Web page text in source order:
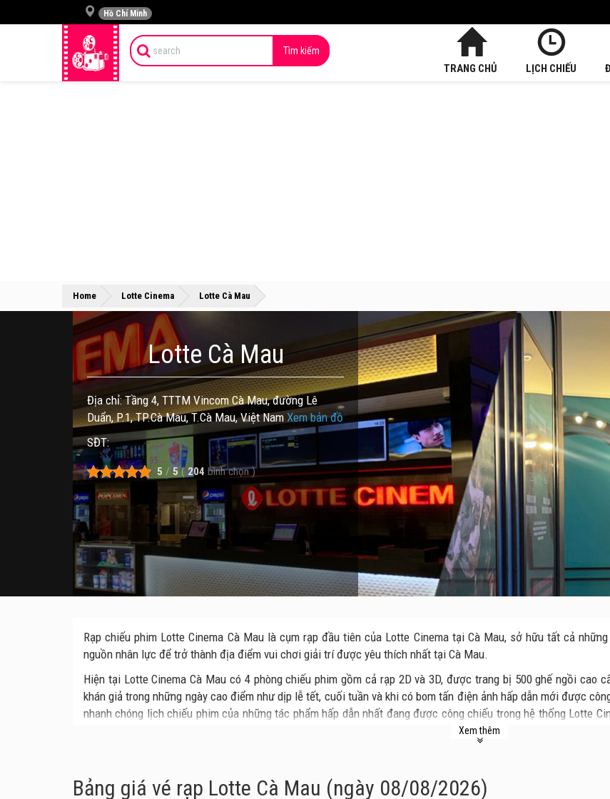
Hồ Chí Minh
Tìm kiếm
TRANG CHỦ LỊCH CHIẾU
Home »
Lotte Cinema »
Lotte Cà Mau
Lotte Cà Mau
Địa chỉ: Tầng 4, TTTM Vincom Cà Mau, đường Lê
Duẩn, P.1, TP.Cà Mau, T.Cà Mau, Việt Nam Xem bản đồ
SĐT:
5 / 5 ( 204 bình chọn)
Rạp chiếu phim Lotte Cinema Cà Mau là cụm rạp đầu tiên của Lotte Cinema tại Cà Mau, sở hữu tất cả
nguồn nhân lực để trở thành địa điểm vui chơi giải trí được yêu thích nhất tại Cà Mau.
Hiện tại Lotte Cinema Cà Mau có 4 phòng chiếu phim gồm cả rạp 2D và 3D, được trang bị 500 ghế ngồi cao
khán giả trong những ngày cao điểm như dịp lễ tết, cuối tuần và khi có bom tấn điện ảnh hấp dẫn mới được
nhanh chóng lịch chiếu phim của những tác phẩm hấp dẫn nhất đang được công chiếu trong hệ thống Lotte
tận tình cũng là điểm cộng giúp Lotte Cinema Cà Mau nhận được rất nhiều phản hồi tích cực từ khán giả.
Xem thêm
Bảng giá vé rạp Lotte Cà Mau (ngày 08/08/2026)